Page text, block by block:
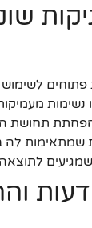
לשימוש
נשימות
בהפחתת תחושת
לה
שמגיעים